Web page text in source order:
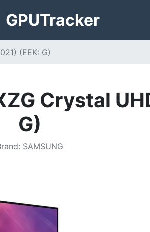
GPUTracker
(EEK: G)
Crystal
G)
: SAMSUNG